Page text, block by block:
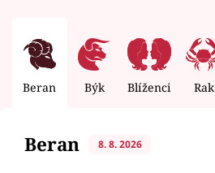
Beran Býk Blíženci Rak
Beran 8. 8. 2026